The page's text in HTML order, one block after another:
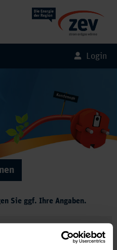
Login
Sie ggf. Ihre Angaben.